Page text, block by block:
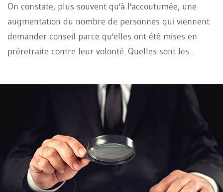
On constate, plus souvent qu'à l'accoutumée, une
augmentation du nombre de personnes qui viennent
demander conseil parce qu'elles ont été mises en
préretraite contre leur volonté. Quelles sont les